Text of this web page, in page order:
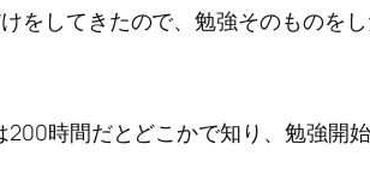
してきたので、勉強そのものをし
時間だとどこかで知り、勉強開